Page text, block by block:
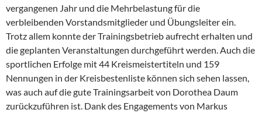
vergangenen Jahr und die Mehrbelastung für die
verbleibenden Vorstandsmitglieder und Übungsleiter ein.
Trotz allem konnte der Trainingsbetrieb aufrecht erhalten und
die geplanten Veranstaltungen durchgeführt werden. Auch die
sportlichen Erfolge mit 44 Kreismeistertiteln und 159
Nennungen in der Kreisbestenliste können sich sehen lassen,
was auch auf die gute Trainingsarbeit von Dorothea Daum
zurückzuführen ist. Dank des Engagements von Markus